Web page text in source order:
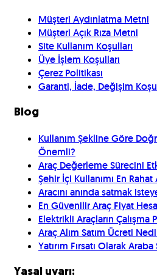
Müşteri Aydınlatma Metni
Müşteri Açık Rıza Metni
Site Kullanım Koşulları
Üye İşlem Koşulları
Çerez Politikası
Garanti, İade, Değişim
Blog
Kullanım Şekline Göre
Önemli?
Araç Değerleme Sürecini
Şehir İçi Kullanımı En
Aracını anında satmak
En Güvenilir Araç Fiyat
Elektrikli Araçların Çalışma
Araç Alım Satım Ücreti
Yatırım Fırsatı Olarak
Yasal uyarı: